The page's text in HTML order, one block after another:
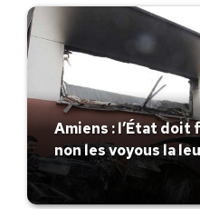
Amiens : l’État doit
non les voyous la